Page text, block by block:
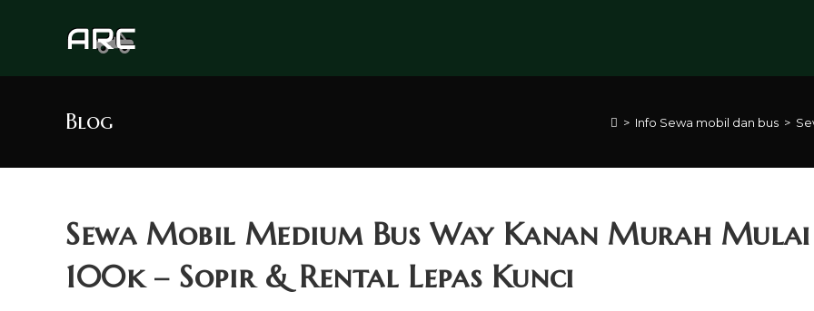
Blog > Info Sewa mobil dan bus >
Sewa Mobil Medium Bus Way Kanan Murah Mulai
100k – Sopir & Rental Lepas Kunci